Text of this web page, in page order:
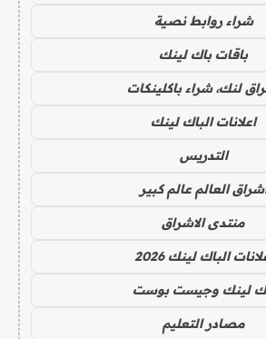
شراء روابط نصية
باقات باك لينك
لنك، شراء باكلينكات
اعلانات الباك لينك
التدريس
العالم عالم كبير
منتدى الاشراق
الباك لينك 2026
لينك وجيست بوست
مصادر التعليم